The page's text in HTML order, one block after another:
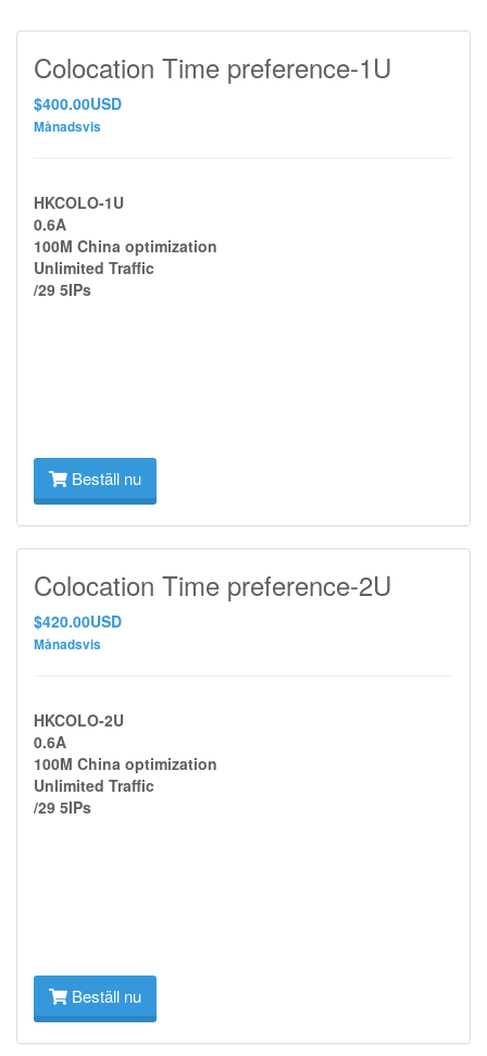
Colocation Time preference-1U
$400.00USD
Månadsvis
HKCOLO-1U
0.6A
100M China optimization
Unlimited Traffic
/29 5IPs
Beställ nu
Colocation Time preference-2U
$420.00USD
Månadsvis
HKCOLO-2U
0.6A
100M China optimization
Unlimited Traffic
/29 5IPs
Beställ nu